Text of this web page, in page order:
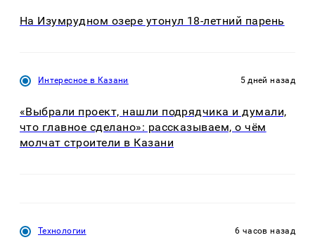
На Изумрудном озере утонул 18-летний парень
Интересное в Казани 5 дней назад
«Выбрали проект, нашли подрядчика и думали,
что главное сделано»: рассказываем, о чём
молчат строители в Казани
Технологии 6 часов назад